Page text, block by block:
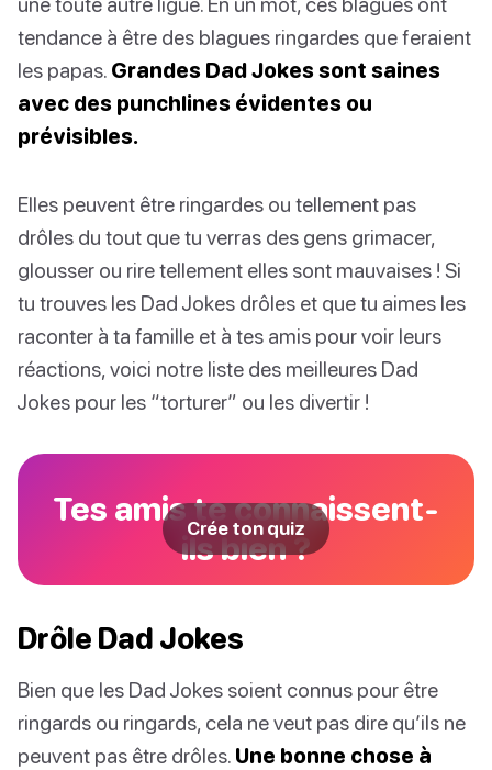
tendance à être des blagues ringardes que feraient
les papas. Grandes Dad Jokes sont saines
avec des punchlines évidentes ou
prévisibles.
Elles peuvent être ringardes ou tellement pas
drôles du tout que tu verras des gens grimacer,
glousser ou rire tellement elles sont mauvaises ! Si
tu trouves les Dad Jokes drôles et que tu aimes les
raconter à ta famille et à tes amis pour voir leurs
réactions, voici notre liste des meilleures Dad
Jokes pour les “torturer” ou les divertir !
Tes amis te connaissent-
ils bien ?
Crée ton quiz
Drôle Dad Jokes
Bien que les Dad Jokes soient connus pour être
ringards ou ringards, cela ne veut pas dire qu’ils ne
peuvent pas être drôles. Une bonne chose à